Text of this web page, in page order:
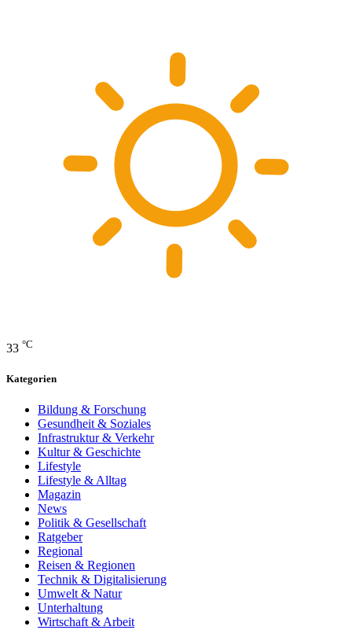
33 °C
Kategorien
Bildung & Forschung
Gesundheit & Soziales
Infrastruktur & Verkehr
Kultur & Geschichte
Lifestyle
Lifestyle & Alltag
Magazin
News
Politik & Gesellschaft
Ratgeber
Regional
Reisen & Regionen
Technik & Digitalisierung
Umwelt & Natur
Unterhaltung
Wirtschaft & Arbeit